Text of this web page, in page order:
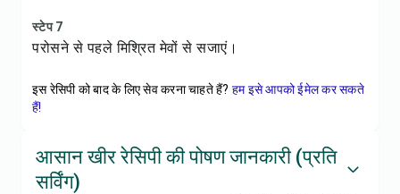
स्टेप 7
परोसने से पहले मिश्रित मेवों से सजाएं।
इस रेसिपी को बाद के लिए सेव करना चाहते हैं? हम इसे आपको ईमेल कर सकते
हैं!
आसान खीर रेसिपी की पोषण जानकारी (प्रति
सर्विंग)